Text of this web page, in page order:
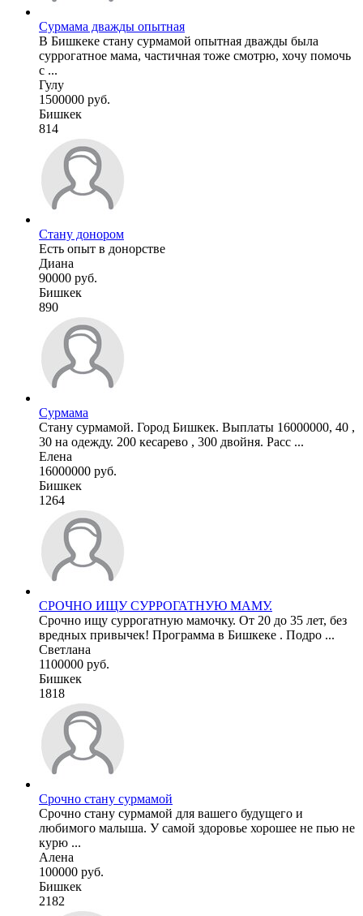
Сурмама дважды опытная
В Бишкеке стану сурмамой опытная дважды была
суррогатное мама, частичная тоже смотрю, хочу помочь
с ...
Гулу
1500000 руб.
Бишкек
814
Стану донором
Есть опыт в донорстве
Диана
90000 руб.
Бишкек
890
Сурмама
Стану сурмамой. Город Бишкек. Выплаты 16000000, 40 ,
30 на одежду. 200 кесарево , 300 двойня. Расс ...
Елена
16000000 руб.
Бишкек
1264
СРОЧНО ИЩУ СУРРОГАТНУЮ МАМУ.
Срочно ищу суррогатную мамочку. От 20 до 35 лет, без
вредных привычек! Программа в Бишкеке . Подро ...
Светлана
1100000 руб.
Бишкек
1818
Срочно стану сурмамой
Срочно стану сурмамой для вашего будущего и
любимого малыша. У самой здоровье хорошее не пью не
курю ...
Алена
100000 руб.
Бишкек
2182